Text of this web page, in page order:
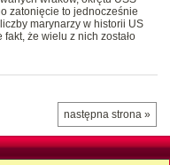
zatonięcie to jednocześnie
marynarzy w historii US
że wielu z nich zostało
następna strona »